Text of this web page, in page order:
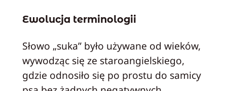
Ewolucja terminologii
Słowo „suka” było używane od wieków,
wywodząc się ze staroangielskiego,
gdzie odnosiło się po prostu do samicy